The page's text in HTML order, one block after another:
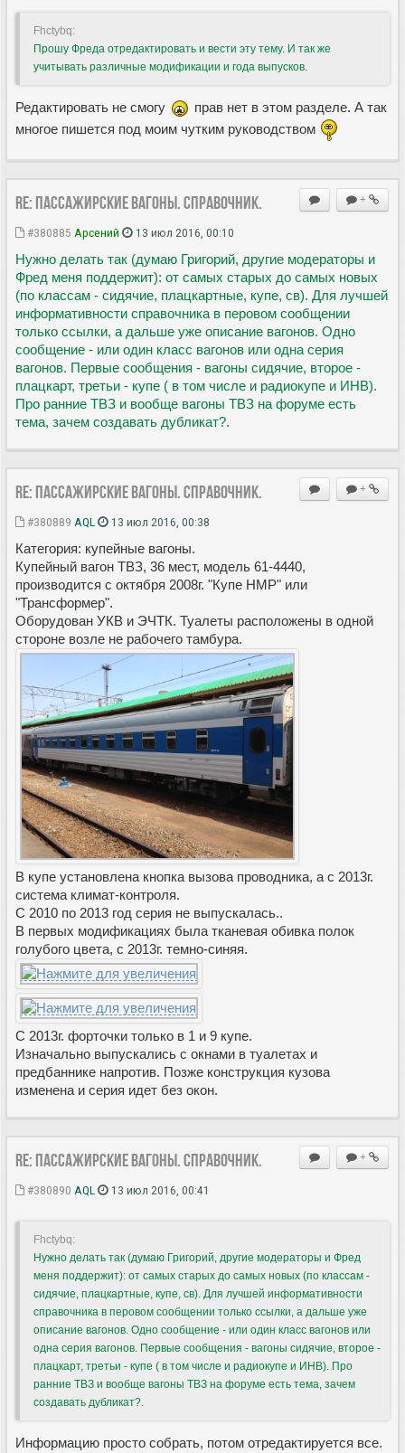
Fhctybq:
Прошу Фреда отредактировать и вести эту тему. И так же
учитывать различные модификации и года выпусков.
Редактировать не смогу
прав нет в этом разделе. А так
многое пишется под моим чутким руководством
+
Re: Пассажирские вагоны. Справочник.
#380885 Арсений 13 июл 2016, 00:10
Нужно делать так (думаю Григорий, другие модераторы и
Фред меня поддержит): от самых старых до самых новых
(по классам - сидячие, плацкартные, купе, св). Для лучшей
информативности справочника в перовом сообщении
только ссылки, а дальше уже описание вагонов. Одно
сообщение - или один класс вагонов или одна серия
вагонов. Первые сообщения - вагоны сидячие, второе -
плацкарт, третьи - купе ( в том числе и радиокупе и ИНВ).
Про ранние ТВЗ и вообще вагоны ТВЗ на форуме есть
тема, зачем создавать дубликат?.
+
Re: Пассажирские вагоны. Справочник.
#380889 AQL 13 июл 2016, 00:38
Категория: купейные вагоны.
Купейный вагон ТВЗ, 36 мест, модель 61-4440,
производится с октября 2008г. "Купе НМР" или
"Трансформер".
Оборудован УКВ и ЭЧТК. Туалеты расположены в одной
стороне возле не рабочего тамбура.
В купе установлена кнопка вызова проводника, а с 2013г.
система климат-контроля.
С 2010 по 2013 год серия не выпускалась..
В первых модификациях была тканевая обивка полок
голубого цвета, с 2013г. темно-синяя.
С 2013г. форточки только в 1 и 9 купе.
Изначально выпускались с окнами в туалетах и
предбаннике напротив. Позже конструкция кузова
изменена и серия идет без окон.
+
Re: Пассажирские вагоны. Справочник.
#380890 AQL 13 июл 2016, 00:41
Fhctybq:
Нужно делать так (думаю Григорий, другие модераторы и Фред
меня поддержит): от самых старых до самых новых (по классам -
сидячие, плацкартные, купе, св). Для лучшей информативности
справочника в перовом сообщении только ссылки, а дальше уже
описание вагонов. Одно сообщение - или один класс вагонов или
одна серия вагонов. Первые сообщения - вагоны сидячие, второе -
плацкарт, третьи - купе ( в том числе и радиокупе и ИНВ). Про
ранние ТВЗ и вообще вагоны ТВЗ на форуме есть тема, зачем
создавать дубликат?.
Информацию просто собрать, потом отредактируется все.